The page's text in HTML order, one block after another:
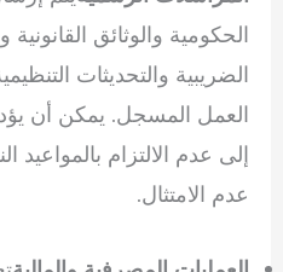
الحكومية والوثائق القانونية
الضريبية والتحديثات
العمل المسجل. يمكن أن
إلى عدم الالتزام بالمواعيد
عدم الامتثال.